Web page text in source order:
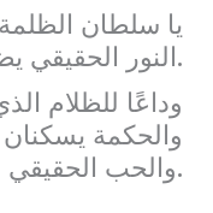
يا سلطان
النور الحقيقي يضيء قلبي.
وداعًا للظلام
والحكمة
والحب الحقيقي الآن يضيء.